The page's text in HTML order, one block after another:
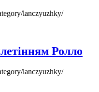
lanczyuzhky/
Ролло
lanczyuzhky/